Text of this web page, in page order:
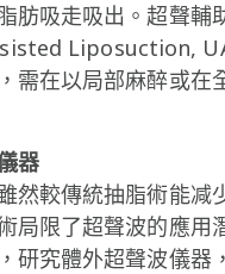
肪吸走吸出。超聲輔
Liposuction,
需在以局部麻醉或在
器
然較傳統抽脂術能减
局限了超聲波的應用
研究體外超聲波儀器